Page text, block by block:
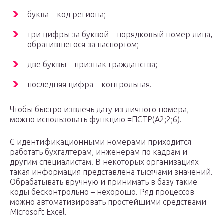
буква – код региона;
три цифры за буквой – порядковый номер лица,
обратившегося за паспортом;
две буквы – признак гражданства;
последняя цифра – контрольная.
Чтобы быстро извлечь дату из личного номера,
можно использовать функцию =ПСТР(A2;2;6).
С идентификационными номерами приходится
работать бухгалтерам, инженерам по кадрам и
другим специалистам. В некоторых организациях
такая информация представлена тысячами значений.
Обрабатывать вручную и принимать в базу такие
коды бесконтрольно – нехорошо. Ряд процессов
можно автоматизировать простейшими средствами
Microsoft Excel.